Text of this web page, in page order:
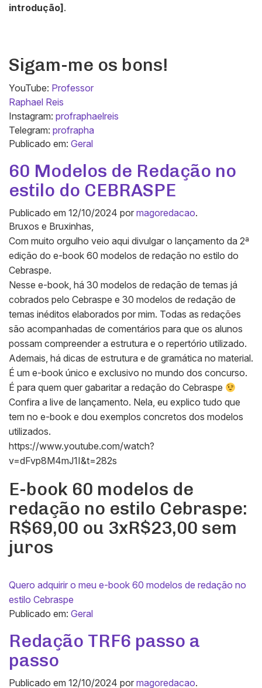
introdução] .
Sigam-me os bons!
YouTube: Professor
Raphael Reis
Instagram: profraphaelreis
Telegram: profrapha
Publicado em: Geral
60 Modelos de Redação no
estilo do CEBRASPE
Publicado em 12/10/2024 por magoredacao.
Bruxos e Bruxinhas,
Com muito orgulho veio aqui divulgar o lançamento da 2ª
edição do e-book 60 modelos de redação no estilo do
Cebraspe.
Nesse e-book, há 30 modelos de redação de temas já
cobrados pelo Cebraspe e 30 modelos de redação de
temas inéditos elaborados por mim. Todas as redações
são acompanhadas de comentários para que os alunos
possam compreender a estrutura e o repertório utilizado.
Ademais, há dicas de estrutura e de gramática no material.
É um e-book único e exclusivo no mundo dos concurso.
É para quem quer gabaritar a redação do Cebraspe
Confira a live de lançamento. Nela, eu explico tudo que
tem no e-book e dou exemplos concretos dos modelos
utilizados.
https://www.youtube.com/watch?
v=dFvp8M4mJ1I&t=282s
E-book 60 modelos de
redação no estilo Cebraspe:
R$69,00 ou 3xR$23,00 sem
juros
Quero adquirir o meu e-book 60 modelos de redação no
estilo Cebraspe
Publicado em: Geral
Redação TRF6 passo a
passo
Publicado em 12/10/2024 por magoredacao.